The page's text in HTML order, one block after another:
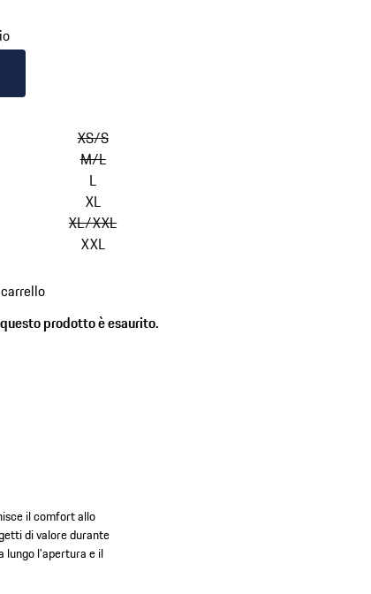
Blu Scuro
XS/S
M/L
L
XL
XL/XXL
XXL
prodotto è esaurito.
il comfort allo
di valore durante
lungo l'apertura e il